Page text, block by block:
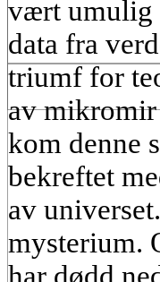
vært umulig
data fra
triumf for
av mikromir
kom denne
bekreftet
av
mysterium.